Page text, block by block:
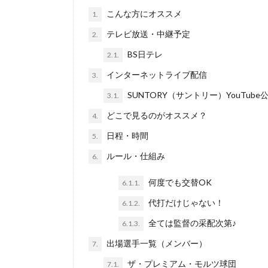
1. こんな方にオススメ
2. テレビ放送・中継予定
2.1. BS日テレ
3. インターネットライブ配信
3.1. SUNTORY（サントリー）YouTube
4. どこで見るのがオススメ？
5. 日程・時間
6. ルール・仕組み
6.1.1. 何度でも交替OK
6.1.2. 代打だけじゃない！
6.1.3. 全ては監督の采配次第♪
7. 出場選手一覧（メンバー）
7.1. ザ・プレミアム・モルツ球団